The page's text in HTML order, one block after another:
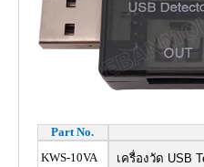
Part No.
KWS-10VA
เครื่องวัด USB